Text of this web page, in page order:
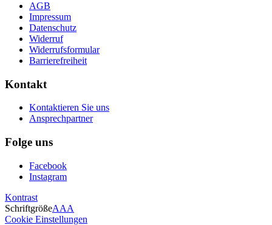
AGB
Impressum
Datenschutz
Widerruf
Widerrufsformular
Barrierefreiheit
Kontakt
Kontaktieren Sie uns
Ansprechpartner
Folge uns
Facebook
Instagram
Kontrast
SchriftgrößeAAA
Cookie Einstellungen